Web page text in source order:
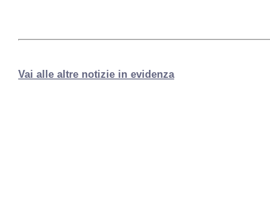
Vai alle altre notizie in evidenza